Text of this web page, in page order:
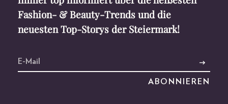
Fashion- & Beauty-Trends und die
neuesten Top-Storys der Steiermark!